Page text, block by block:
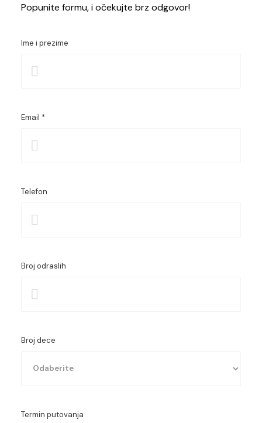
Popunite formu, i očekujte brz odgovor!
Ime i prezime
Email *
Telefon
Broj odraslih
Broj dece
Termin putovanja